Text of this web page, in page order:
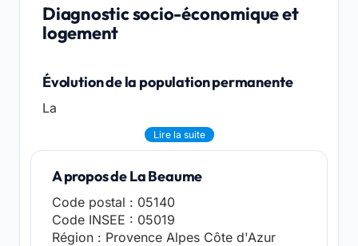
Diagnostic socio-économique et
logement
Évolution de la population permanente
La
Lire la suite
A propos de La Beaume
Code postal : 05140
Code INSEE : 05019
Région : Provence Alpes Côte d'Azur